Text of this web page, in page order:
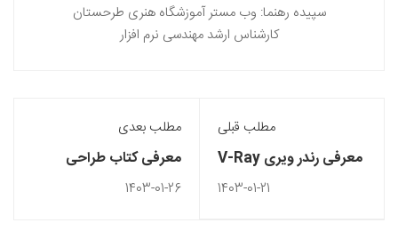
سپیده رهنما: وب مستر آموزشگاه هنری طرحستان
کارشناس ارشد مهندسی نرم افزار
مطلب قبلی
معرفی رندر ویری V-Ray
و تنظیمات سریع آن
1403-01-21
مطلب بعدی
معرفی کتاب طراحی
لباس: برای تبدیل شدن به
1403-01-26